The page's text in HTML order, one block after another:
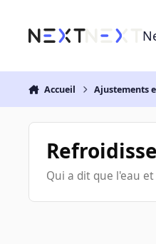
Accueil Ajustements
Qui a dit que l'eau